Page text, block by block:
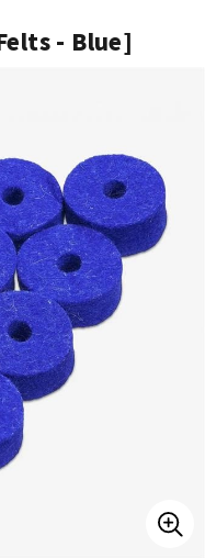
ウクレレ
パーカッション
電子ピアノ
- Blue]